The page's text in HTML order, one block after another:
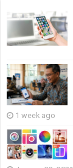
1 week ago